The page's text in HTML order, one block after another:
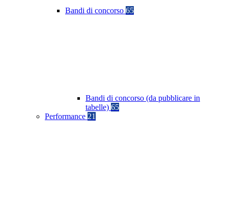
Bandi di concorso 65
Bandi di concorso (da pubblicare in
tabelle) 65
Performance 21